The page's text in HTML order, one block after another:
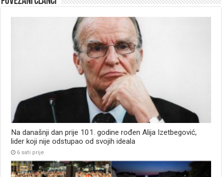
Na današnji dan prije 101. godine rođen Alija Izetbegović,
lider koji nije odstupao od svojih ideala
6 sati prije